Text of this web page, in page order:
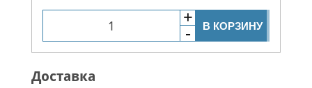
В КОРЗИНУ
Доставка